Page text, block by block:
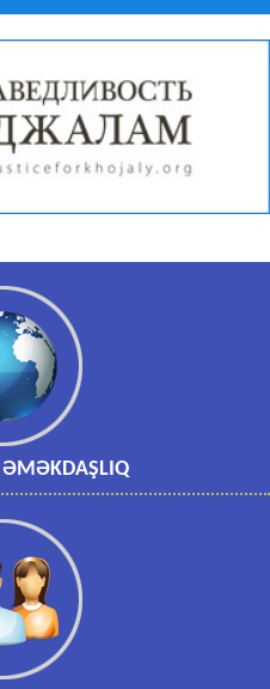
ƏMƏKDAŞLIQ
(QHT) NÜMAYƏNDƏLƏRİ